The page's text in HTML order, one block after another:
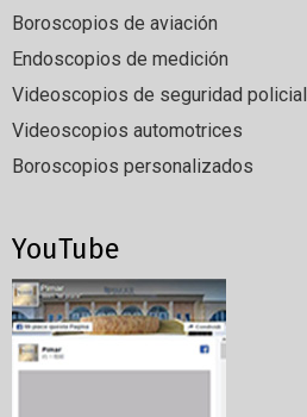
Boroscopios de aviación
Endoscopios de medición
Videoscopios de seguridad policial
Videoscopios automotrices
Boroscopios personalizados
YouTube